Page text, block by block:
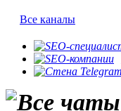
Все каналы